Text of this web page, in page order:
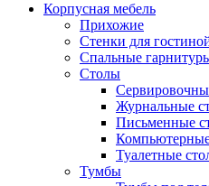
Корпусная мебель
Прихожие
Стенки для
Спальные
Столы
Журнальные
Письменные
Туалетные
Тумбы